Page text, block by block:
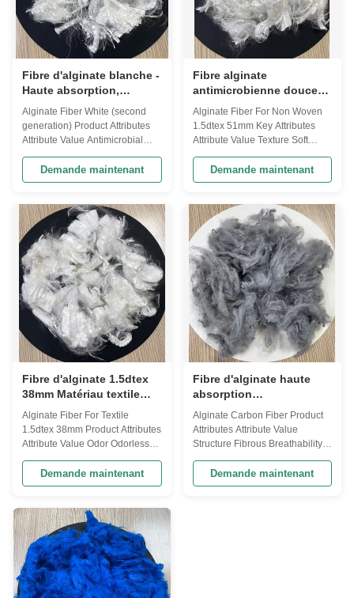
Fibre d'alginate blanche -
Haute absorption,
antimicrobienne,
biodégradable
Alginate Fiber White (second
generation) Product Attributes
Attribute Value Antimicrobial
Fiber Type Natural Fiber
Breathability High Strength
Friendly Yes Biodegradability
Biodegradable Product
Description Our Alginate Fiber
represents a ...
Demande maintenant
Fibre alginate
antimicrobienne douce
pour textiles non tissés
Alginate Fiber For Non Woven
1.5dtex 51mm Key Attributes
Attribute Value Texture Soft
Strength Strong Breathability
High Hypoallergenic Yes Eco-
Product Overview Our Alginate
Fiber is an innovative, eco-
friendly material offering
exceptional ...
Demande maintenant
Fibre d'alginate 1.5dtex
38mm Matériau textile
antimicrobien
Alginate Fiber For Textile
1.5dtex 38mm Product Attributes
Attribute Value Odor Odorless
Strength Strong Antimicrobial
Yes Hypoallergenic Yes Material
Alginate Structure Fibrous
Color White Product Overview
Our revolutionary Alginate Fiber
combines Iodine-alginate fiber
...
Demande maintenant
Fibre d'alginate haute
absorption
antimicrobienne blanc
Alginate Carbon Fiber Product
Attributes Attribute Value
Structure Fibrous Breathability
High Texture Soft Antimicrobial
Properties Yes Absorbency High
Odor Odorless Hypoallergenic
Demande maintenant